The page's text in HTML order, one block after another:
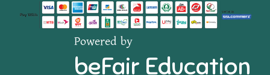
Powered by
beFair Education